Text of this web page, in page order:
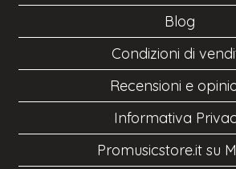
Blog
Condizioni di
Recensioni e
Informativa
Promusicstore.it su